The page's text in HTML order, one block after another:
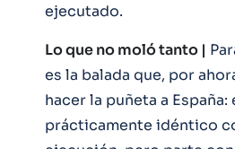
ejecutado.
Lo que no moló tanto |
es la balada que, por
hacer la puñeta a
prácticamente idéntico